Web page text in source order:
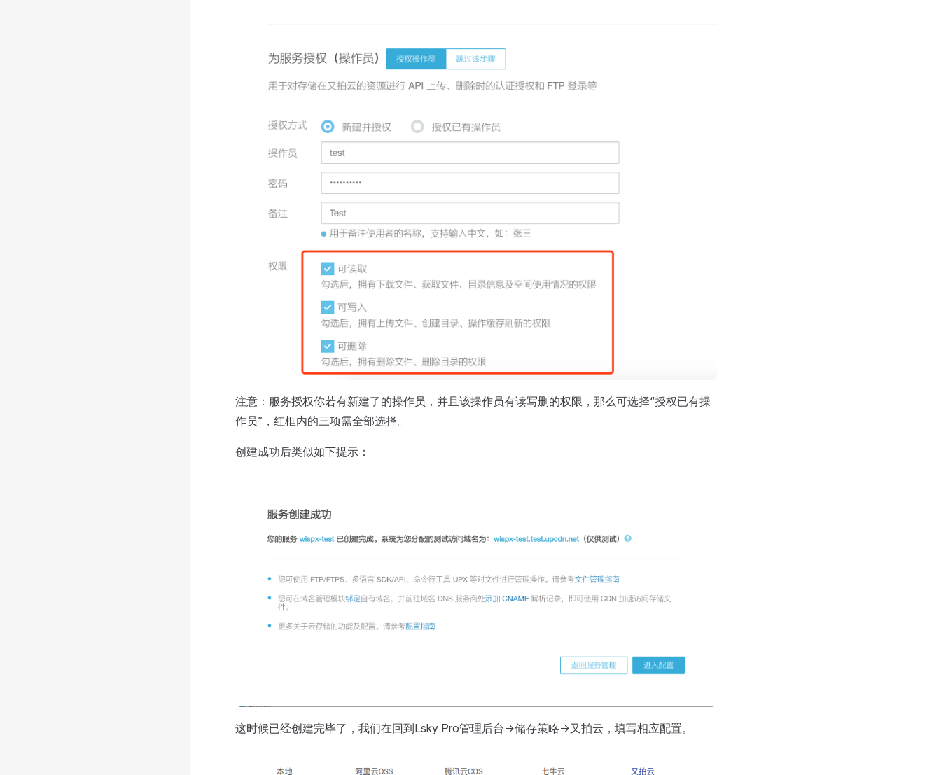
注意：服务授权你若有新建了的操作员，并且该操作员有读写删的权限，那么可选择“授权已有操
作员”，红框内的三项需全部选择。
创建成功后类似如下提示：
这时候已经创建完毕了，我们在回到Lsky Pro管理后台->储存策略->又拍云，填写相应配置。